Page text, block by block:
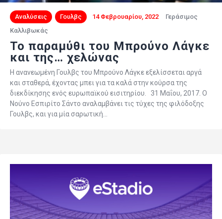
Αναλύσεις Γουλβς 14 Φεβρουαρίου, 2022
Γεράσιμος
Καλλιβωκάς
Το παραμύθι του Μπρούνο Λάγκε
και της… χελώνας
Η ανανεωμένη Γουλβς του Μπρούνο Λάγκε εξελίσσεται αργά
και σταθερά, έχοντας μπει για τα καλά στην κούρσα της
διεκδίκησης ενός ευρωπαϊκού εισιτηρίου. 31 Μαΐου, 2017. Ο
Νούνο Εσπιρίτο Σάντο αναλαμβάνει τις τύχες της φιλόδοξης
Γουλβς, και για μία σαρωτική…